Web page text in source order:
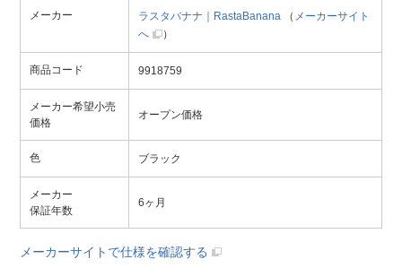
メーカー ラスタバナナ｜RastaBanana （ メーカーサイト
へ
）
商品コード 9918759
メーカー希望小売
価格
オープン価格
色 ブラック
メーカー
保証年数
6ヶ月
メーカーサイトで仕様を確認する